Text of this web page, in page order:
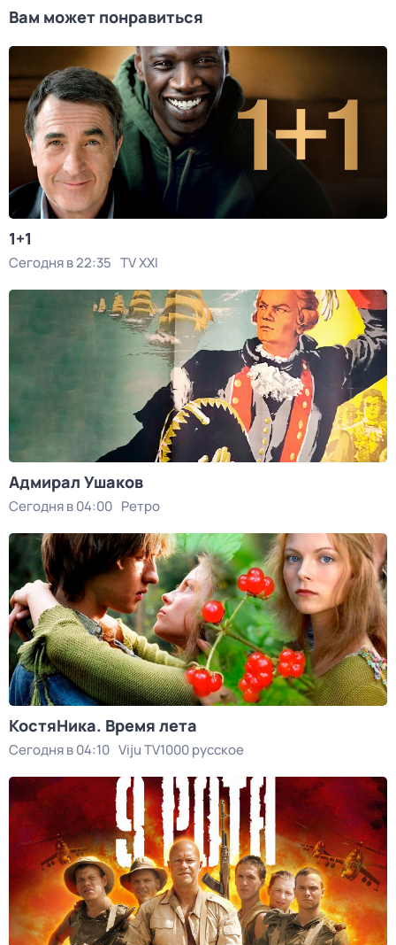
Вам может понравиться
1+1
Сегодня в 22:35 TV XXI
Адмирал Ушаков
Сегодня в 04:00 Ретро
КостяНика. Время лета
Сегодня в 04:10 Viju TV1000 русское